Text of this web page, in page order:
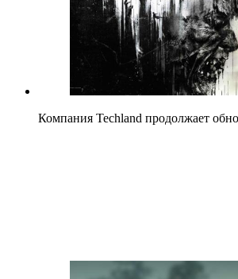
Компания Techland продолжает